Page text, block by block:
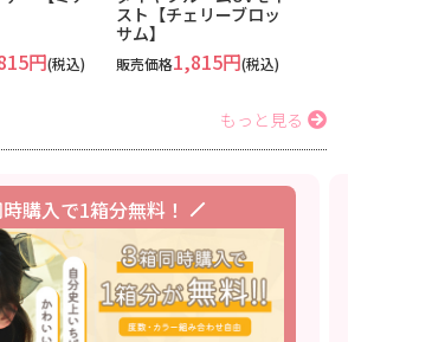
円(税込)
スト【チェリーブロッ
サム】
販売価格1,815円(税込)
もっと見る
購入で1箱分無料！